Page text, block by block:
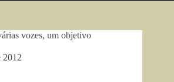
vozes, um objetivo
2012